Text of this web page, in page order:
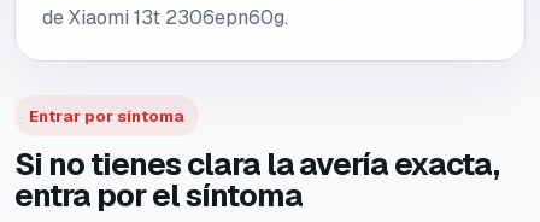
de Xiaomi 13t 2306epn60g.
Entrar por síntoma
Si no tienes clara la avería exacta,
entra por el síntoma